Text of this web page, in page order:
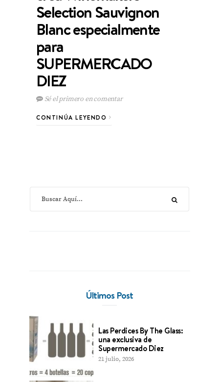
Selection Sauvignon
Blanc especialmente
para
SUPERMERCADO
DIEZ
Sé el primero en comentar
CONTINÚA LEYENDO
Últimos Post
Las Perdices By The Glass:
una exclusiva de
Supermercado Diez
21 julio, 2026